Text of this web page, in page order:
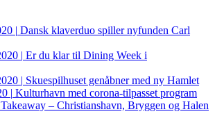
| Dansk klaverduo spiller nyfunden Carl
| Er du klar til Dining Week i
| Skuespilhuset genåbner med ny Hamlet
| Kulturhavn med corona-tilpasset program
Takeaway – Christianshavn, Bryggen og Halen